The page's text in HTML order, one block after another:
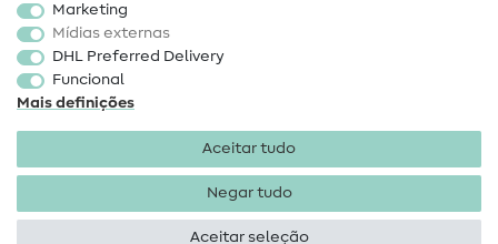
Acessórios de costura
Promoção
Marketing
Mídias externas
DHL Preferred Delivery
Funcional
Mais definições
Aceitar tudo
Negar tudo
Aceitar seleção
Proteção de dados
condições
Direito de rescisão